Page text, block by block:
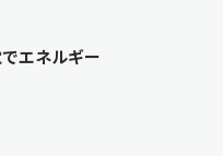
エネルギー